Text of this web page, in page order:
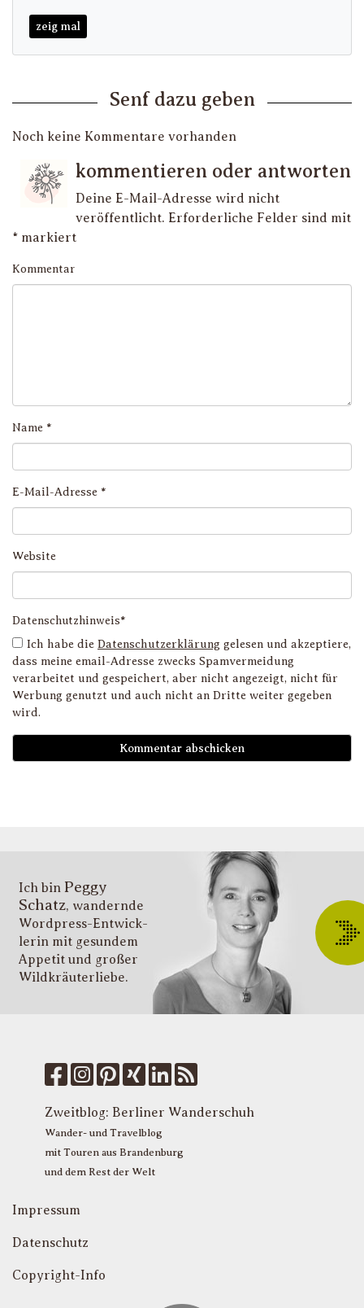
zeig mal
Senf dazu geben
Noch keine Kommentare vorhanden
kommentieren oder antworten
Deine E-Mail-Adresse wird nicht
veröffentlicht. Erforderliche Felder sind mit
* markiert
Kommentar
Name *
E-Mail-Adresse *
Website
Datenschutzhinweis*
Ich habe die Datenschutzerklärung gelesen und akzeptiere,
dass meine email-Adresse zwecks Spamvermeidung
verarbeitet und gespeichert, aber nicht angezeigt, nicht für
Werbung genutzt und auch nicht an Dritte weiter gegeben
wird.
Ich bin Peggy
Schatz, wandernde
Wordpress-Entwick­
lerin mit gesundem
Appetit und großer
Wildkräuter­liebe.
Zweitblog: Berliner Wanderschuh
Wander- und Travelblog
mit Touren aus Brandenburg
und dem Rest der Welt
Impressum
Datenschutz
Copyright-Info